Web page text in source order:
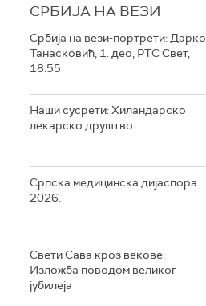
СРБИЈА НА ВЕЗИ
Србија на вези-портрети: Дарко
Танасковић, 1. део, РТС Свет,
18.55
Наши сусрети: Хиландарско
лекарско друштво
Српска медицинска дијаспора
2026.
Свети Сава кроз векове:
Изложба поводом великог
јубилеја